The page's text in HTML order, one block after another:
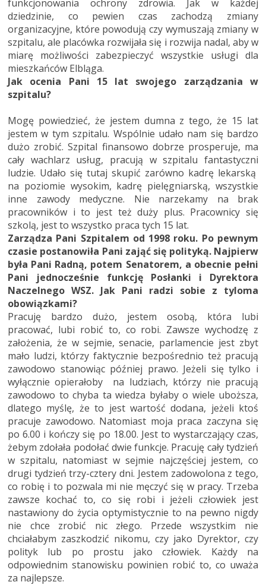
funkcjonowania ochrony zdrowia. Jak w każdej
dziedzinie, co pewien czas zachodzą zmiany
organizacyjne, które powodują czy wymuszają zmiany w
szpitalu, ale placówka rozwijała się i rozwija nadal, aby w
miarę możliwości zabezpieczyć wszystkie usługi dla
mieszkańców Elbląga.
Jak ocenia Pani 15 lat swojego zarządzania w
szpitalu?
Mogę powiedzieć, że jestem dumna z tego, że 15 lat
jestem w tym szpitalu. Wspólnie udało nam się bardzo
dużo zrobić. Szpital finansowo dobrze prosperuje, ma
cały wachlarz usług, pracują w szpitalu fantastyczni
ludzie. Udało się tutaj skupić zarówno kadrę lekarską
na poziomie wysokim, kadrę pielęgniarską, wszystkie
inne zawody medyczne. Nie narzekamy na brak
pracowników i to jest też duży plus. Pracownicy się
szkolą, jest to wszystko praca tych 15 lat.
Zarządza Pani Szpitalem od 1998 roku. Po pewnym
czasie postanowiła Pani zająć się polityką. Najpierw
była Pani Radną, potem Senatorem, a obecnie pełni
Pani jednocześnie funkcję Posłanki i Dyrektora
Naczelnego WSZ. Jak Pani radzi sobie z tyloma
obowiązkami?
Pracuję bardzo dużo, jestem osobą, która lubi
pracować, lubi robić to, co robi. Zawsze wychodzę z
założenia, że w sejmie, senacie, parlamencie jest zbyt
mało ludzi, którzy faktycznie bezpośrednio też pracują
zawodowo stanowiąc później prawo. Jeżeli się tylko i
wyłącznie opierałoby na ludziach, którzy nie pracują
zawodowo to chyba ta wiedza byłaby o wiele uboższa,
dlatego myślę, że to jest wartość dodana, jeżeli ktoś
pracuje zawodowo. Natomiast moja praca zaczyna się
po 6.00 i kończy się po 18.00. Jest to wystarczający czas,
żebym zdołała podołać dwie funkcje. Pracuję cały tydzień
w szpitalu, natomiast w sejmie najczęściej jestem, co
drugi tydzień trzy-cztery dni. Jestem zadowolona z tego,
co robię i to pozwala mi nie męczyć się w pracy. Trzeba
zawsze kochać to, co się robi i jeżeli człowiek jest
nastawiony do życia optymistycznie to na pewno nigdy
nie chce zrobić nic złego. Przede wszystkim nie
chciałabym zaszkodzić nikomu, czy jako Dyrektor, czy
polityk lub po prostu jako człowiek. Każdy na
odpowiednim stanowisku powinien robić to, co uważa
za najlepsze.